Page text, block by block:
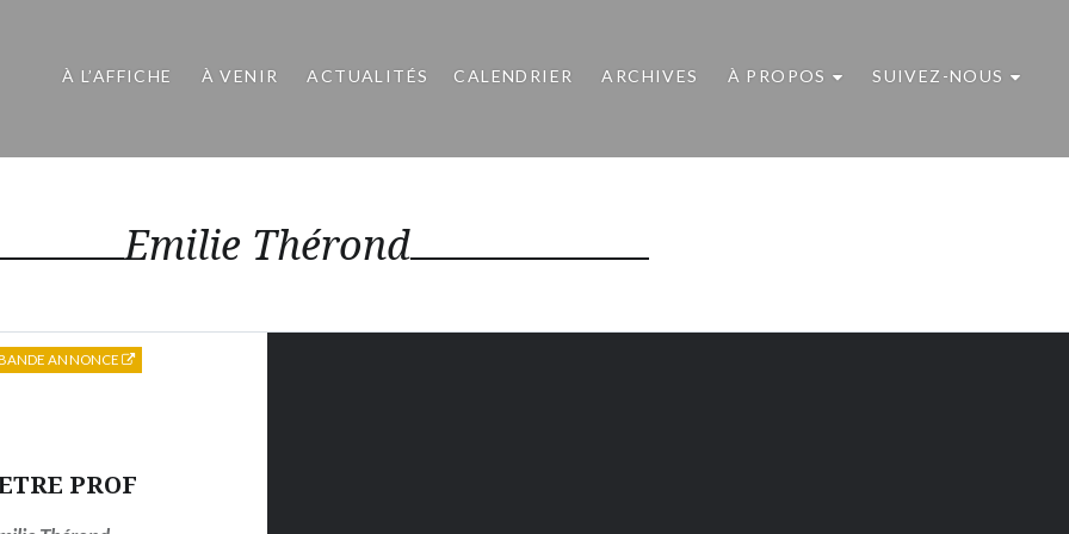
À L’AFFICHE À VENIR ACTUALITÉS CALENDRIER ARCHIVES À PROPOS SUIVEZ-NOUS
Emilie Thérond
PROF
ANNONCE